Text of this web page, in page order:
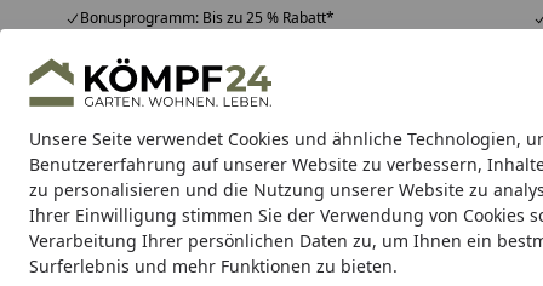
Unsere Seite verwendet Cookies und ähnliche Technologien,
Benutzererfahrung auf unserer Website zu verbessern,
zu personalisieren und die Nutzung unserer Website zu
Ihrer Einwilligung stimmen Sie der Verwendung von Cookies
Verarbeitung Ihrer persönlichen Daten zu, um Ihnen ein
Surferlebnis und mehr Funktionen zu bieten.
Bonusprogramm: Bis zu 25 % Rabatt*
Hotline07051 / 9 22 22
Mo-Fr. 8-16 Uhr 25.974 Bewertungen
Alle Produkte
Alle ProdukteHighlights Tipps & Tricks
Grill Gasgrill Holzkohlegrill Elektrogrill